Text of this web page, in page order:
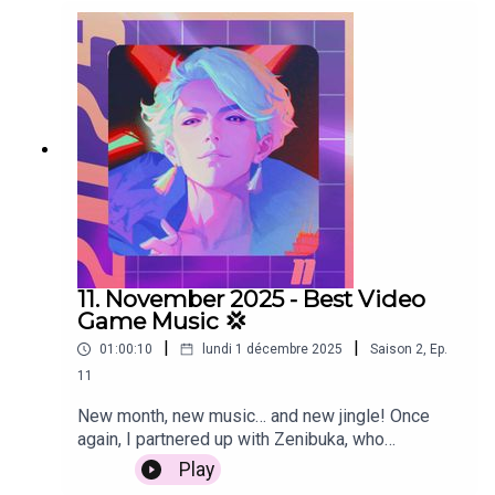
grand merci.La sélection du mois(00:00:00) Evil
Tonight"Florence", Peter Reid Jones(00:04:26)
Love and Deepspace"Drenched in Night", Love
and Deepspace(00:07:31) Orc Massage"Track A",
g3ntlebreeze(00:11:11) Hundred Line"Brief
Respite", Masafumi Takada(00:14:20) Project
Sekai Colorful Stage"Another Street", プロジェク
トセカイ(00:17:40) Bits & Bops"Bop's Lounge",
Tempo Lab, Zorsy(00:20:54) News Tower"Strollin'
Up Broadway", Bart van de Sande, Jack van de
Ven(00:24:41) Trails in the Sky 1st
Chapter"Sophisticated Fight -Quick Battle-",
Falcom Sound Team jdk(00:27:04) Wuthering
Waves"Hot Night Inspiration", Wuthering Waves,
Minase(00:29:54) Hytale"Beyond the Biomes",
Gueguen(00:35:21) Cult of the Lamb"Shamura",
River Boy(00:37:51) 2XKO"Brighter Beatdown
(Teemo Champion Theme)", 2XKO, Jesse
Zuretti(00:42:02) Ace Combat X"Kingshill",
last episode of 2025 is available for free. If you
can, please consider supporting my work over at
Patreon!Enjoy your holidays, and take
care!Credits(00:00:07) Drakengard 3"A Better
End", MONACA(00:02:24) Puzzle Parasite"Hide
and Seek", Cameron Paxton(00:05:23)
Dispatch"Do or D.I.", Andrew Arcadi(00:08:28)
Angeline Era"A Sudajii's Shade, Noon Sky Drifting
By (World Map)", Melos Han-Tani(00:12:19)
Atelier Resteriana"Forgotten Alchemy", 稲毛謙介
(00:15:10) Skate Story"Midferno", John
Fio(00:19:04) Beyond R: Rule Ripper"Lime", Sonos
Vitae(00:22:04) Wuthering Waves"The Life of a
Stranger Things Investigator", Wuthering Waves,
YokoJZ(00:23:29) Punishing Gray Raven"Funky
Cruising - From Punishing Gray Raven: Babylonia
Gameplay", Punishing Gray Raven, Vanguard
Beauty", ATLUS GAME MUSIC(00:29:30)
Rematch"Cloud", Remi Gallego(00:31:49) Myths
are 100% true"HOW 2 DOWNLOAD 'SILL AND
11. November 2025 - Best Video
Game Music 💢
01:00:10 lundi 1 décembre 2025 Saison 2, Ep.
11
New month, new music… and new jingle! Once
again, I partnered up with Zenibuka, who
composed a new introduction to my podcasts. It's
a little bit longer, and spans a wider variety of
Play